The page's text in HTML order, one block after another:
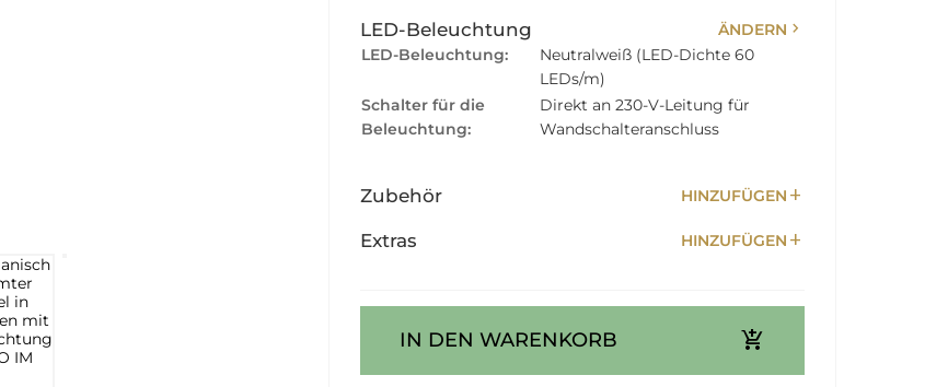
LED-Beleuchtung ÄNDERN chevron_right
LED-Beleuchtung:
Neutralweiß (LED-Dichte 60
LEDs/m)
Schalter für die
Beleuchtung:
Direkt an 230-V-Leitung für
Wandschalteranschluss
Zubehör HINZUFÜGEN add
Extras HINZUFÜGEN add
IN DEN WARENKORB add_shopping_cart